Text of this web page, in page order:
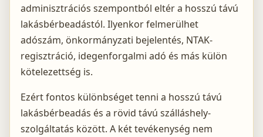
adminisztrációs szempontból eltér a hosszú távú
lakásbérbeadástól. Ilyenkor felmerülhet
adószám, önkormányzati bejelentés, NTAK-
regisztráció, idegenforgalmi adó és más külön
kötelezettség is.
Ezért fontos különbséget tenni a hosszú távú
lakásbérbeadás és a rövid távú szálláshely-
szolgáltatás között. A két tevékenység nem